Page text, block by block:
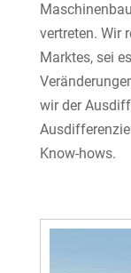
vertreten. Wir
Marktes, sei
wir der
Know-hows.